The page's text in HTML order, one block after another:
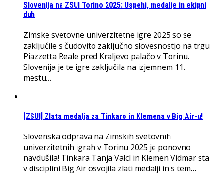
Slovenija na ZSUI Torino 2025: Uspehi, medalje in ekipni
duh
Zimske svetovne univerzitetne igre 2025 so se
zaključile s čudovito zaključno slovesnostjo na trgu
Piazzetta Reale pred Kraljevo palačo v Torinu.
Slovenija je te igre zaključila na izjemnem 11.
mestu…
[ZSUI] Zlata medalja za Tinkaro in Klemena v Big Air-u!
Slovenska odprava na Zimskih svetovnih
univerzitetnih igrah v Torinu 2025 je ponovno
navdušila! Tinkara Tanja Valcl in Klemen Vidmar sta
v disciplini Big Air osvojila zlati medalji in s tem…